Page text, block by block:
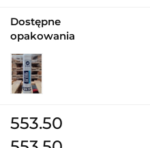
Dostępne
opakowania
553.50